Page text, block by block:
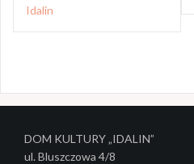
z
w
Idalin
DOM KULTURY „IDALIN”
ul. Bluszczowa 4/8